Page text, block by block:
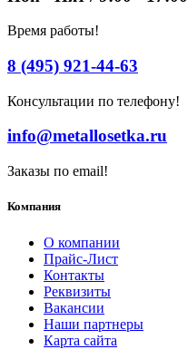
Время работы!
8 (495) 921-44-63
Консультации по телефону!
info@metallosetka.ru
Заказы по email!
Компания
О компании
Прайс-Лист
Контакты
Реквизиты
Вакансии
Наши партнеры
Карта сайта